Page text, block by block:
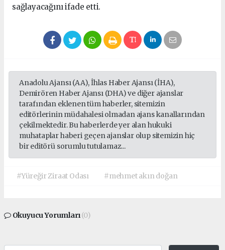
sağlayacağını ifade etti.
Anadolu Ajansı (AA), İhlas Haber Ajansı (İHA),
Demirören Haber Ajansı (DHA) ve diğer ajanslar
tarafından eklenen tüm haberler, sitemizin
editörlerinin müdahalesi olmadan ajans kanallarından
çekilmektedir. Bu haberlerde yer alan hukuki
muhataplar haberi geçen ajanslar olup sitemizin hiç
bir editörü sorumlu tutulamaz...
#Yüreğir Ziraat Odası #mehmet akın doğan
Okuyucu Yorumları(0)